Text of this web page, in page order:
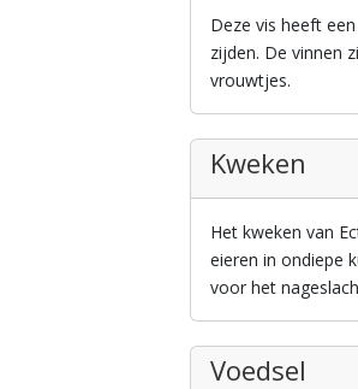
Deze vis heeft
zijden. De vinnen
vrouwtjes.
Kweken
Het kweken van
eieren in ondiepe
voor het
Voedsel